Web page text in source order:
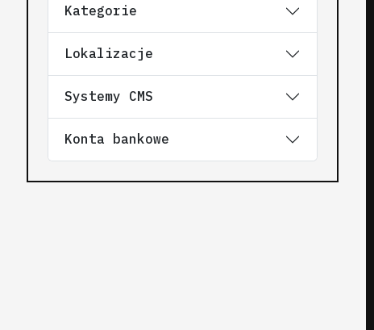
Kategorie
Lokalizacje
Systemy CMS
Konta bankowe